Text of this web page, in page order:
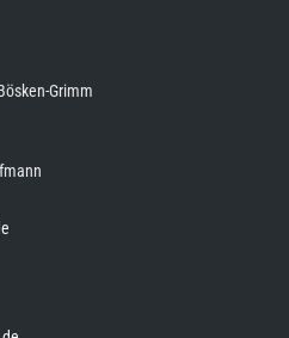
Grimm